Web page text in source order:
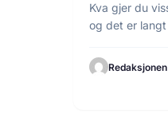
Kva gjer du
og det er
Redaksjonen